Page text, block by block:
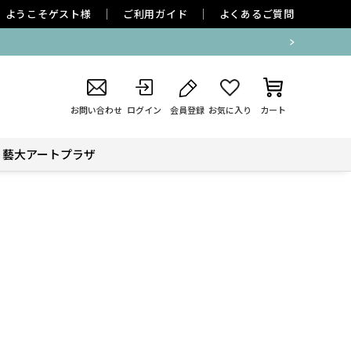
ようこそゲスト様 ご利用ガイド よくあるご質問
お問い合わせ ログイン 会員登録 お気に入り カート
藝大アートプラザ